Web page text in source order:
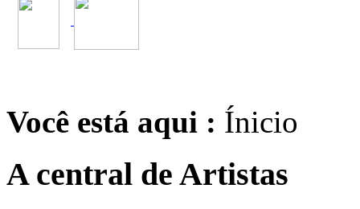
Você está aqui : Ínicio
A central de Artistas